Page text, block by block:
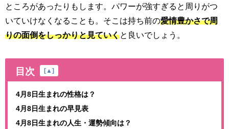
ところがあったりもします。パワーが強すぎると周りがつ
いていけなくなることも。そこは持ち前の愛情豊かさで周
りの面倒をしっかりと見ていくと良いでしょう。
目次 [ ▲ ]
4月8日生まれの性格は？
4月8日生まれの早見表
4月8日生まれの人生・運勢傾向は？